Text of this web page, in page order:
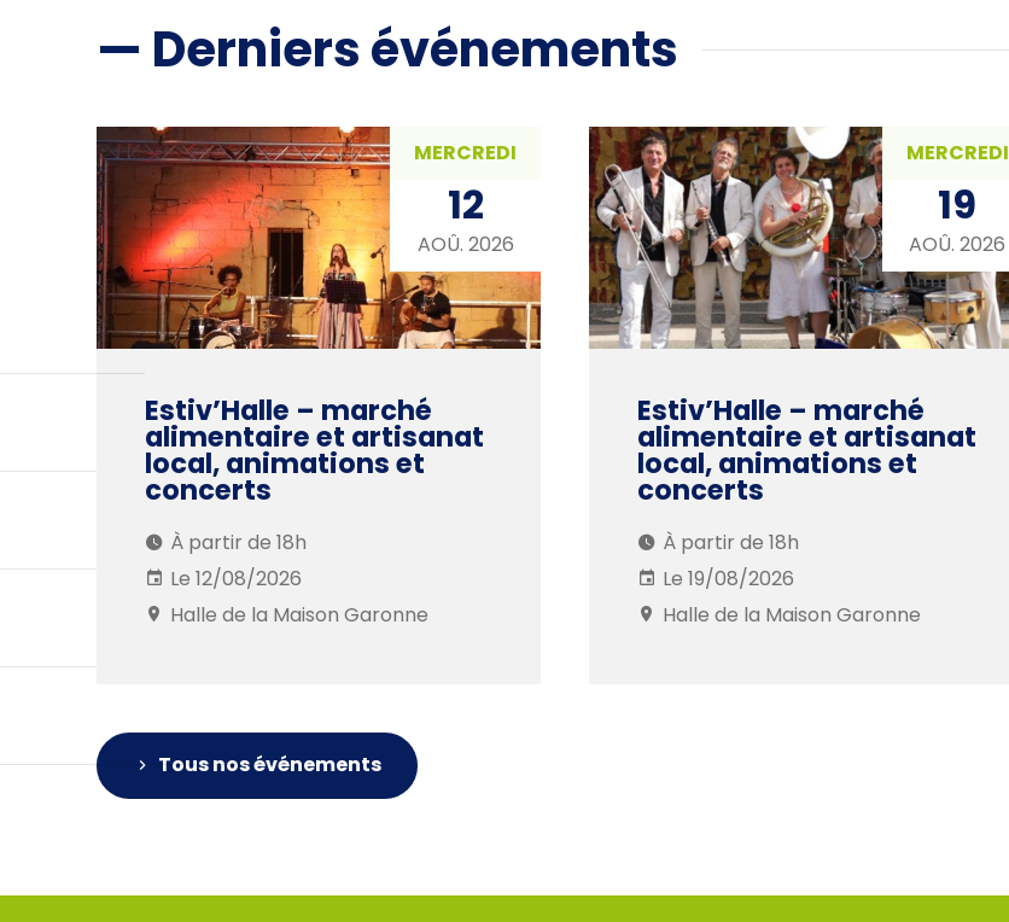
— Derniers événements
MERCREDI
12
AOÛ. 2026
Estiv’Halle – marché
alimentaire et artisanat
local, animations et
concerts
À partir de 18h
Le 12/08/2026
Halle de la Maison Garonne
MERCREDI
19
AOÛ. 2026
Estiv’Halle – marché
alimentaire et artisanat
local, animations et
concerts
À partir de 18h
Le 19/08/2026
Halle de la Maison Garonne
Tous nos événements